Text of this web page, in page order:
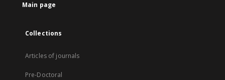
Main page
Collections
Articles of journals
Pre-Doctoral